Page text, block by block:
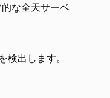
な全天サーベ
を検出します。